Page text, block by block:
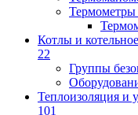
Котлы и
22
Группы
Теплоизоляция и
101